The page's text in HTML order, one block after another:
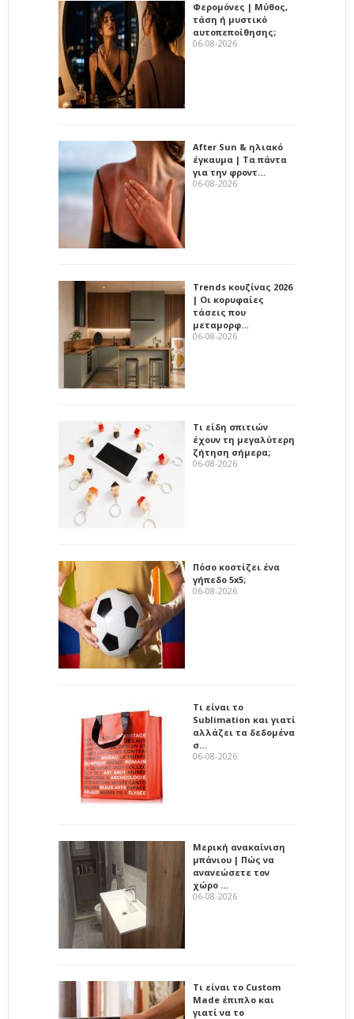
Φερομόνες | Μύθος,
τάση ή μυστικό
αυτοπεποίθησης;
06-08-2026
After Sun & ηλιακό
έγκαυμα | Τα πάντα
για την φροντ…
06-08-2026
Trends κουζίνας 2026
| Οι κορυφαίες
τάσεις που
μεταμορφ…
06-08-2026
Τι είδη σπιτιών
έχουν τη μεγαλύτερη
ζήτηση σήμερα;
06-08-2026
Πόσο κοστίζει ένα
γήπεδο 5x5;
06-08-2026
Τι είναι το
Sublimation και γιατί
αλλάζει τα δεδομένα
σ…
06-08-2026
Μερική ανακαίνιση
μπάνιου | Πώς να
ανανεώσετε τον
χώρο …
06-08-2026
Τι είναι το Custom
Made έπιπλο και
γιατί να το